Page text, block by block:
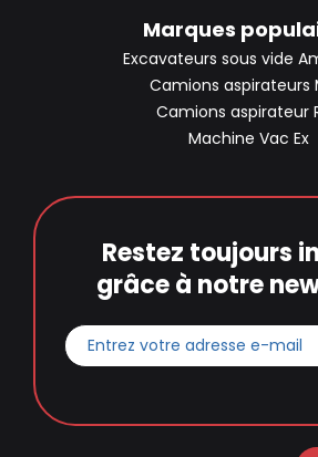
Marques
Excavateurs sous vide
Camions aspirateurs
Camions aspirateur
Machine Vac Ex
Restez toujours
grâce à notre
Entrez
votre
e-